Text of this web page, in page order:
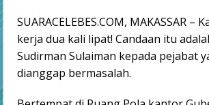
SUARACELEBES.COM, MAKASSAR
kerja dua kali lipat! Candaan itu
Sudirman Sulaiman kepada pejabat
dianggap bermasalah.